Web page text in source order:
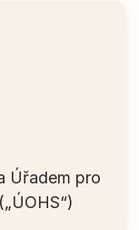
Úřadem pro